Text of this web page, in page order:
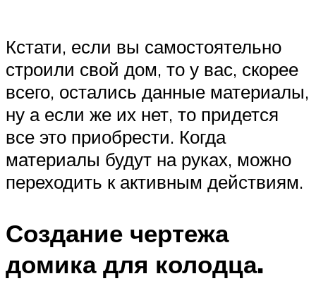
Кстати, если вы самостоятельно
строили свой дом, то у вас, скорее
всего, остались данные материалы,
ну а если же их нет, то придется
все это приобрести. Когда
материалы будут на руках, можно
переходить к активным действиям.
Создание чертежа
домика для колодца.